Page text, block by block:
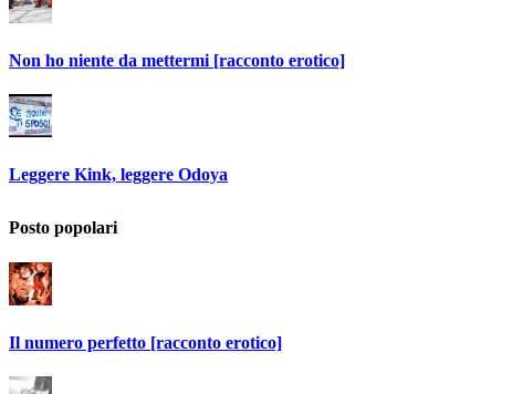
Non ho niente da mettermi [racconto erotico]
Leggere Kink, leggere Odoya
Posto popolari
Il numero perfetto [racconto erotico]